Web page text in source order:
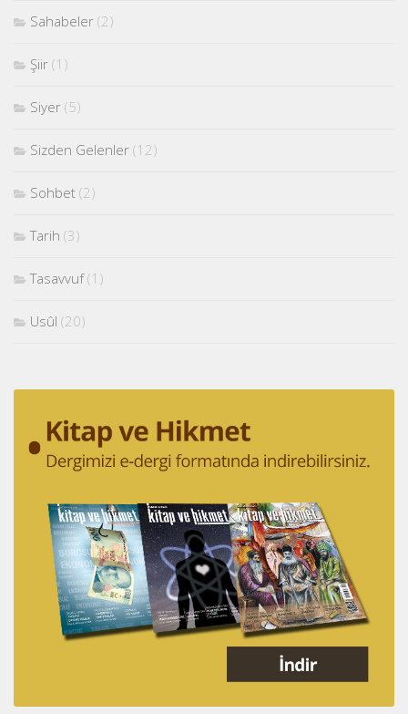
Sahabeler (2)
Şiir (1)
Siyer (5)
Sizden Gelenler (12)
Sohbet (2)
Tarih (3)
Tasavvuf(1)
Usûl (20)